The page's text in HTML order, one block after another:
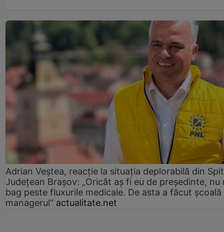
Adrian Veștea, reacție la situația deplorabilă din
Județean Brașov: „Oricât aș fi eu de președinte, nu
bag peste fluxurile medicale. De asta a făcut școală
managerul” actualitate.net